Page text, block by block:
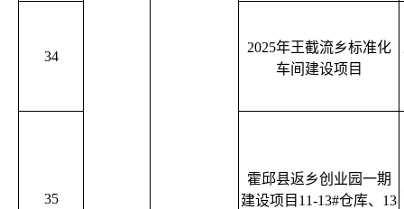
34
2025年王截流乡标准化
车间建设项目
35
霍邱县返乡创业园一期
建设项目11-13#仓库、13